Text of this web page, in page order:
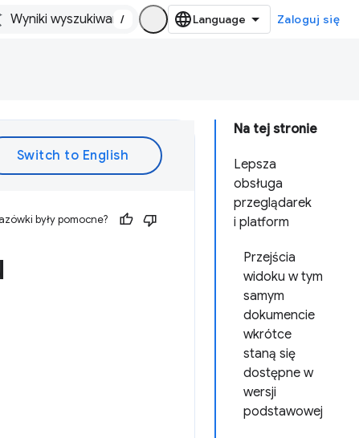
/ Zaloguj się
Na tej stronie
Lepsza
obsługa
przeglądarek
i platform
Przejścia
widoku w tym
samym
dokumencie
wkrótce
staną się
dostępne w
wersji
podstawowej
były pomocne?